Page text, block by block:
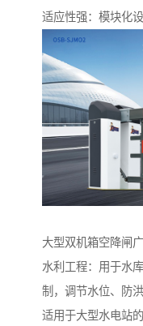
适应性强：模块化
大型双机箱空降闸
水利工程：用于水
制，调节水位、防洪
适用于大型水电站